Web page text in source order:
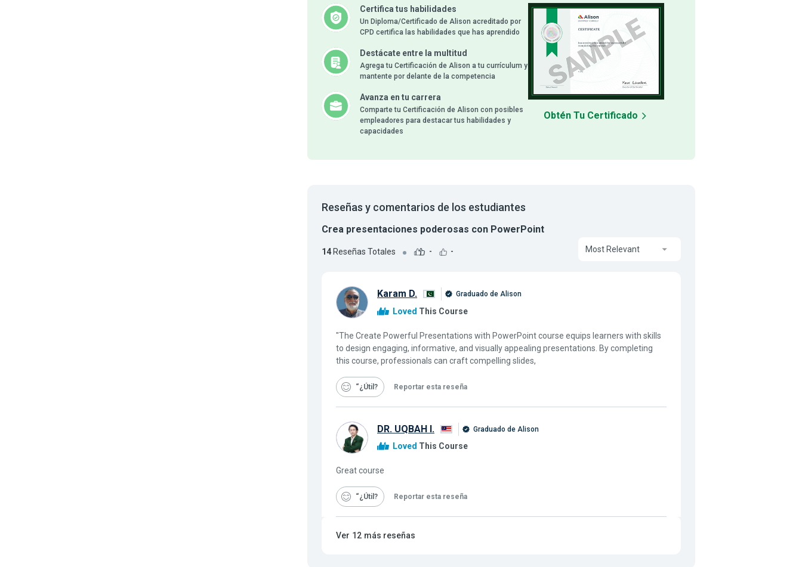
Certifica tus habilidades
Un Diploma/Certificado de Alison acreditado por
CPD certifica las habilidades que has aprendido
Destácate entre la multitud
Agrega tu Certificación de Alison a tu currículum y
mantente por delante de la competencia
Avanza en tu carrera
Comparte tu Certificación de Alison con posibles
empleadores para destacar tus habilidades y
capacidades
Obtén Tu Certificado
Reseñas y comentarios de los estudiantes
Crea presentaciones poderosas con PowerPoint
14Reseñas Totales - - Most Relevant
Karam D. Graduado de Alison
Loved This Course
"The Create Powerful Presentations with PowerPoint course equips learners with skills
to design engaging, informative, and visually appealing presentations. By completing
this course, professionals can craft compelling slides,
“¿Útil Reportar esta reseña
DR. UQBAH I. Graduado de Alison
Loved This Course
Great course
“¿Útil Reportar esta reseña
Ver 12 más reseñas